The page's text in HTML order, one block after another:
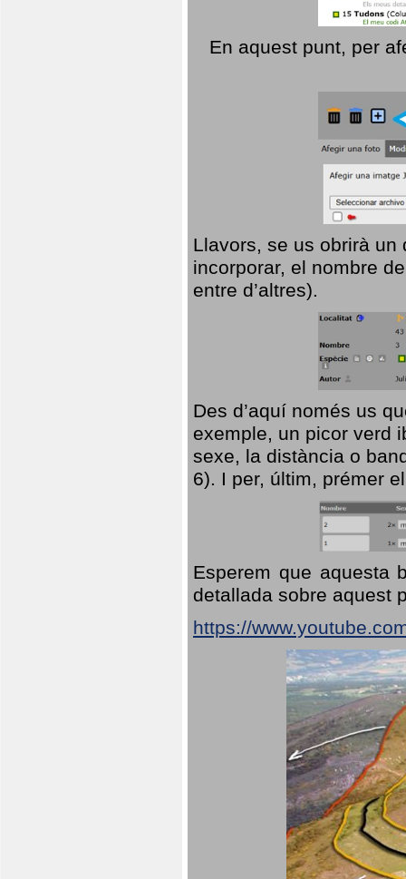
En aquest punt, per
Llavors, se us obrirà
incorporar, el nombre
entre d’altres).
Des d’aquí només us
exemple, un picor verd
sexe, la distància o
6). I per, últim, prémer
Esperem que aquesta
detallada sobre aquest
https://